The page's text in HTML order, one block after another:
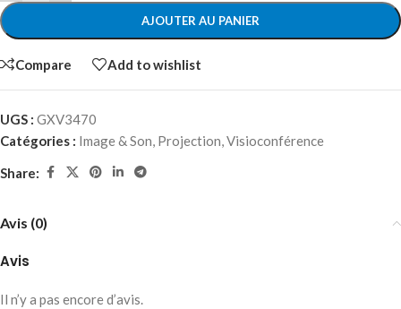
AJOUTER AU PANIER
Compare Add to wishlist
UGS : GXV3470
Catégories : Image & Son, Projection,Visioconférence
Share:
Avis (0)
Avis
Il n’y a pas encore d’avis.